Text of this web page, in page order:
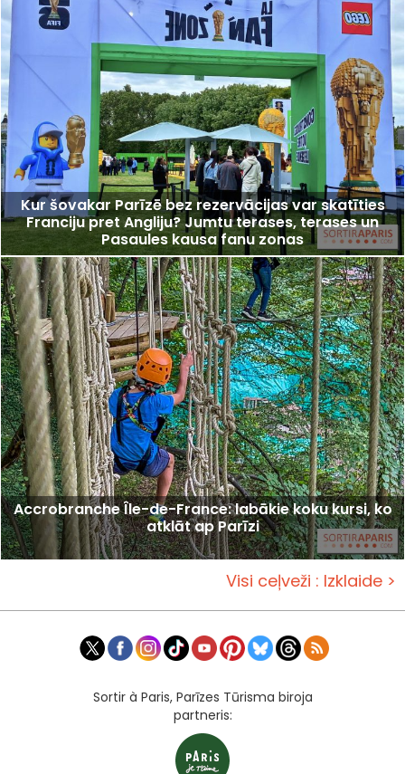
Kur šovakar Parīzē bez rezervācijas var skatīties
Franciju pret Angliju? Jumtu terases, terases un
Pasaules kausa fanu zonas
Accrobranche Île-de-France: labākie koku kursi, ko
atklāt ap Parīzi
Visi ceļveži : Izklaide >
Sortir à Paris, Parīzes Tūrisma biroja
partneris: